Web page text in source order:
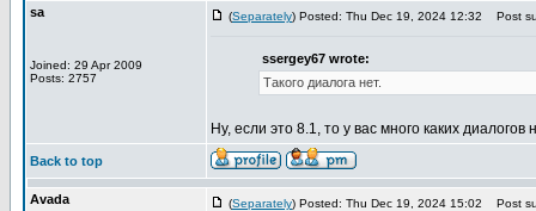
sa
Joined: 29 Apr 2009
Posts: 2757
(Separately) Posted: Thu Dec 19, 2024 12:32 Post
ssergey67 wrote:
Такого диалога нет.
Ну, если это 8.1, то у вас много каких диалогов
Back to top
Avada (Separately) Posted: Thu Dec 19, 2024 15:02 Post